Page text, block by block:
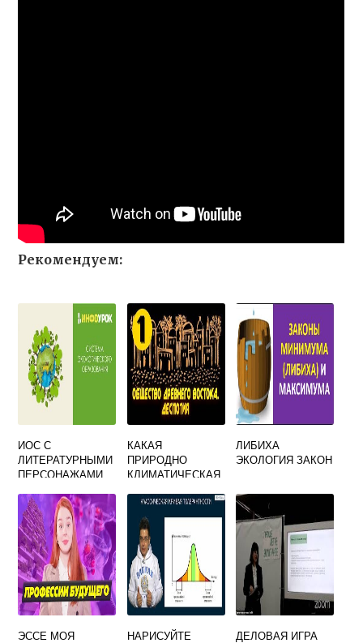
Рекомендуем:
ИОС С
ЛИТЕРАТУРНЫМИ
ПЕРСОНАЖАМИ
КАКАЯ
ПРИРОДНО
КЛИМАТИЧЕСКАЯ
НЕ ХАРАКТЕРНА
ДЛЯ СТРАН
ДРЕВНЕГО
ВОСТОКА
ЛИБИХА
ЭКОЛОГИЯ ЗАКОН
ЭССЕ МОЯ
НАРИСУЙТЕ
ДЕЛОВАЯ ИГРА